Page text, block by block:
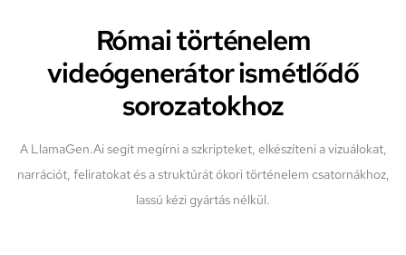
Római történelem
videógenerátor ismétlődő
sorozatokhoz
A LlamaGen.Ai segít megírni a szkripteket, elkészíteni a vizuálokat,
narrációt, feliratokat és a struktúrát ókori történelem csatornákhoz,
lassú kézi gyártás nélkül.